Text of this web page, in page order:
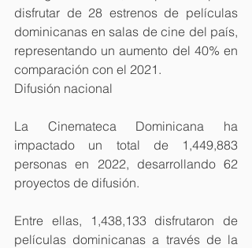
disfrutar de 28 estrenos de películas
dominicanas en salas de cine del país,
representando un aumento del 40% en
comparación con el 2021.
Difusión nacional
La Cinemateca Dominicana ha
impactado un total de 1,449,883
personas en 2022, desarrollando 62
proyectos de difusión.
Entre ellas, 1,438,133 disfrutaron de
películas dominicanas a través de la